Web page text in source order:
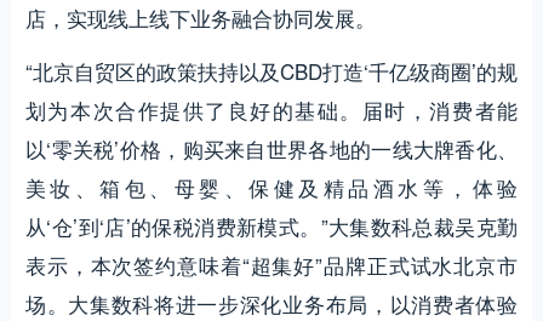
店，实现线上线下业务融合协同发展。
“北京自贸区的政策扶持以及CBD打造‘千亿级商圈’的规
划为本次合作提供了良好的基础。届时，消费者能
以‘零关税’价格，购买来自世界各地的一线大牌香化、
美妆、箱包、母婴、保健及精品酒水等，体验
从‘仓’到‘店’的保税消费新模式。”大集数科总裁吴克勤
表示，本次签约意味着“超集好”品牌正式试水北京市
场。大集数科将进一步深化业务布局，以消费者体验